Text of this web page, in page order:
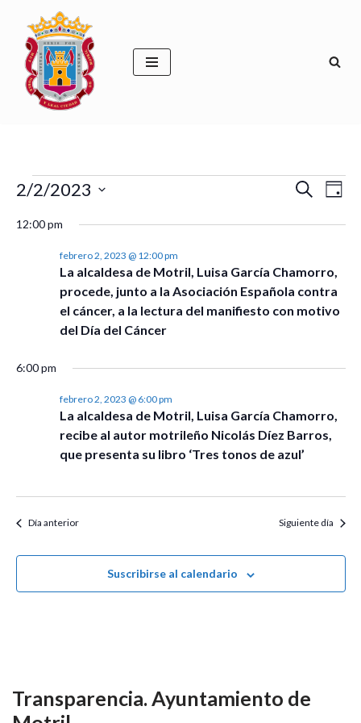
Saltar
contenido
de
y
vistas
Buscar
Día
2/2/2023
la
12:00 pm
La alcaldesa de Motril, Luisa García Chamorro,
procede, junto a la Asociación Española contra
el cáncer, a la lectura del manifiesto con motivo
del Día del Cáncer
febrero 2, 2023 @ 12:00 pm
6:00 pm
La alcaldesa de Motril, Luisa García Chamorro,
recibe al autor motrileño Nicolás Díez Barros,
que presenta su libro ‘Tres tonos de azul’
febrero 2, 2023 @ 6:00 pm
Día anterior Siguiente día
Suscribirse al calendario
Transparencia. Ayuntamiento de